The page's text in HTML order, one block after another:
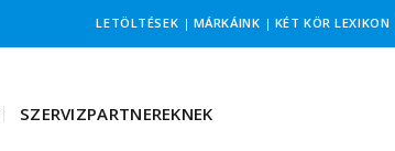
LETÖLTÉSEK | MÁRKÁINK | KÉT KÖR LEXIKON
SZERVIZPARTNEREKNEK